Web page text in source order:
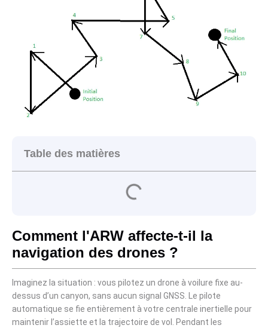
Table des matières
Comment l'ARW affecte-t-il la
navigation des drones ?
Imaginez la situation : vous pilotez un drone à voilure fixe au-
dessus d’un canyon, sans aucun signal GNSS. Le pilote
automatique se fie entièrement à votre centrale inertielle pour
maintenir l’assiette et la trajectoire de vol. Pendant les